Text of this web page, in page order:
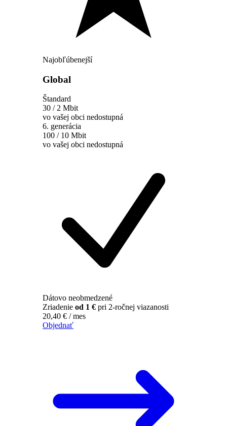
Najobľúbenejší
Global
Štandard
30 / 2 Mbit
vo vašej obci nedostupná
6. generácia
100 / 10 Mbit
vo vašej obci nedostupná
Dátovo neobmedzené
Zriadenie od 1 € pri 2-ročnej viazanosti
20,40 € / mes
Objednať